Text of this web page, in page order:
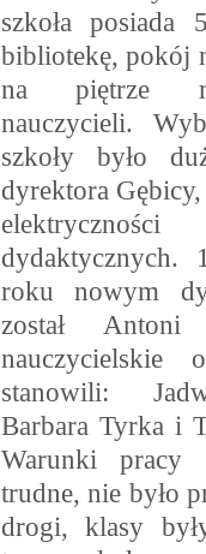
szkoła posiada
bibliotekę, pokój
na piętrze
nauczycieli.
szkoły było
dyrektora
dydaktycznych.
roku nowym
został
nauczycielskie
stanowili:
Barbara Tyrka i
Warunki pracy
trudne, nie było
drogi, klasy